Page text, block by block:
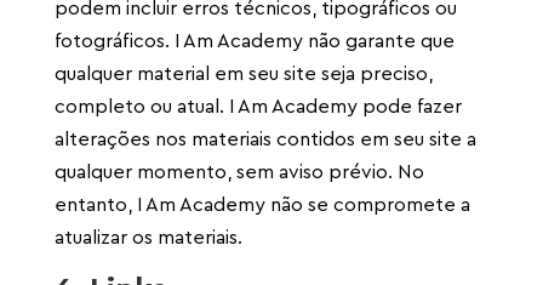
podem incluir erros técnicos, tipográficos ou
fotográficos. I Am Academy não garante que
qualquer material em seu site seja preciso,
completo ou atual. I Am Academy pode fazer
alterações nos materiais contidos em seu site a
qualquer momento, sem aviso prévio. No
entanto, I Am Academy não se compromete a
atualizar os materiais.